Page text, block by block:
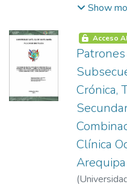
Show
Acceso
Crónica,
Clínica
(